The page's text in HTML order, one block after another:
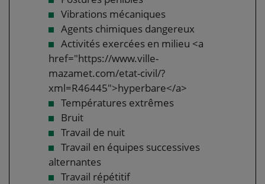
Vibrations mécaniques
Agents chimiques dangereux
Activités exercées en milieu <a
href="https://www.ville-
mazamet.com/etat-civil/?
xml=R46445">hyperbare</a>
Températures extrêmes
Bruit
Travail de nuit
Travail en équipes successives
alternantes
Travail répétitif